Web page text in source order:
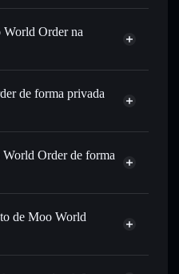
World Order na
Solflare
MWO por SOL,
Solana com
transações ao teu
faseada ao longo do
transferir MWO sem associar
de forma privada
de Privacidade
Order de forma
Moo World Order
de Moo World
Moo World